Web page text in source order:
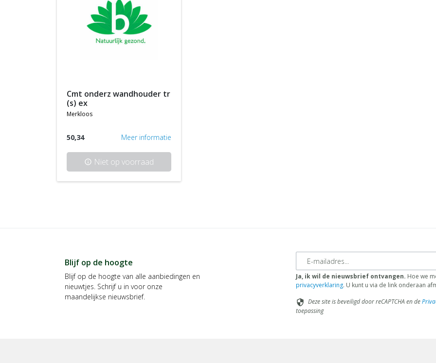
cmt onderz wandhouder tr
(s) ex
merkloos
50,34 Meer informatie
info Niet op voorraad
Blijf op de hoogte
Blijf op de hoogte van alle aanbiedingen en
nieuwtjes. Schrijf u in voor onze
maandelijkse nieuwsbrief.
E-mailadres
Ja, ik wil de nieuwsbrief ontvangen. Hoe we
privacyverklaring. U kunt u via de link onderaan
security Deze site is beveiligd door reCAPTCHA en de
toepassing